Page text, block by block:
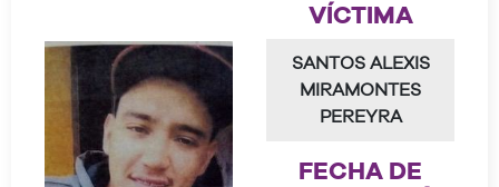
VÍCTIMA
SANTOS ALEXIS
MIRAMONTES
PEREYRA
FECHA DE